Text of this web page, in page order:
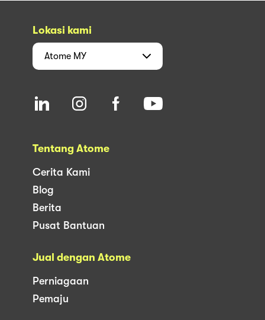
Lokasi kami
Atome MY
Tentang Atome
Cerita Kami
Blog
Berita
Pusat Bantuan
Jual dengan Atome
Perniagaan
Pemaju